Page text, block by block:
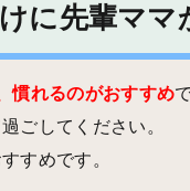
に先輩ママ
慣れるのがおすすめ
ごしてください。
すめです。